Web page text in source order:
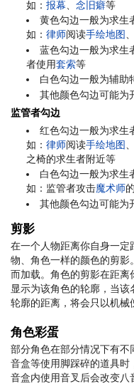
如：报幕 、念旧癖等
黄色勾边一般为求生
如：律师阅读手绘地图
蓝色勾边一般为求生
者使用套索等
白色勾边一般为辅助
其他颜色勾边可能为
监管者勾边
红色勾边一般为求生
如：律师阅读手绘地图
之椅的求生者附近等
白色勾边一般为求生
如：监管者攻击魔术师
其他颜色勾边可能为
剪影
在一个人物距离你自身一
物、角色一样的颜色的剪
而加载。角色的剪影在距
显示为该角色的轮廓，当
轮廓的距离，将会只以机械
角色彩蛋
部分角色在部分情况下有不
音盒等使用脚踩碎的道具时
音盒内使用音叉后会改变